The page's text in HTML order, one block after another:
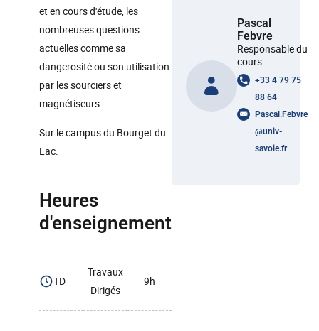
et en cours d'étude, les
nombreuses questions
actuelles comme sa
dangerosité ou son utilisation
par les sourciers et
magnétiseurs.
Sur le campus du Bourget du
Lac.
Heures
d'enseignement
TD
Travaux
Dirigés
9h
Pascal
Febvre
Responsable du
cours
+33 4 79 75
88 64
Pascal.Febvre
@univ-
savoie.fr